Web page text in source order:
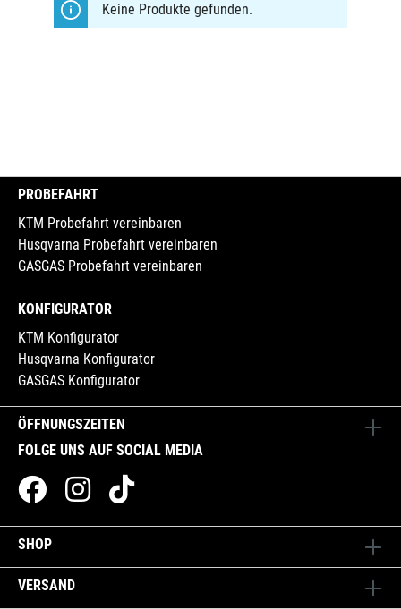
Keine Produkte gefunden.
ÖFFNUNGSZEITEN
FOLGE UNS AUF SOCIAL MEDIA
PROBEFAHRT
KTM Probefahrt vereinbaren
Husqvarna Probefahrt vereinbaren
GASGAS Probefahrt vereinbaren
KONFIGURATOR
KTM Konfigurator
Husqvarna Konfigurator
GASGAS Konfigurator
SHOP
VERSAND